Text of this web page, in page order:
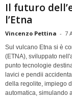
Il futuro
l’Etna
Vincenzo Pettina - 7
Sul vulcano Etna si è
(ETNA), sviluppato
punto tecnologie
lavici e pendii
della regolite, impiego
automatica, simulando